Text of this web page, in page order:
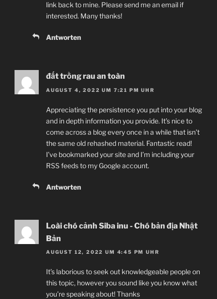
link back to mine. Please send me an email if
interested. Many thanks!
Antworten
đất trồng rau an toàn
AUGUST 4, 2022 UM 7:21 PM UHR
Appreciating the persistence you put into your blog
and in depth information you provide. It’s nice to
come across a blog every once in a while that isn’t
the same old rehashed material. Fantastic read!
I’ve bookmarked your site and I’m including your
RSS feeds to my Google account.
Antworten
Loài chó cảnh Siba inu - Chó bản địa Nhật
Bản
AUGUST 12, 2022 UM 4:45 PM UHR
It’s laborious to seek out knowledgeable people on
this topic, however you sound like you know what
you’re speaking about! Thanks